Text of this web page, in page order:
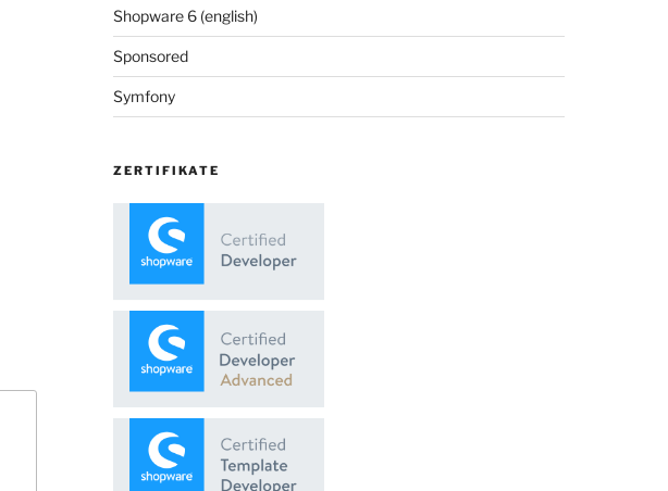
Shopware 6 (english)
Sponsored
Symfony
ZERTIFIKATE